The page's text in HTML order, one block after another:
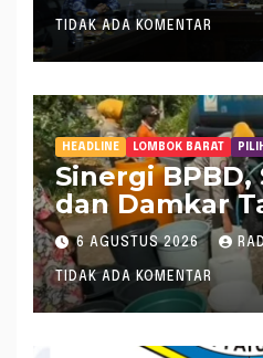
TIDAK ADA KOMENTAR
HEADLINE LOMBOK BARAT
Sinergi BPBD,
dan Damkar
Air Bersih di
6 AGUSTUS 2026
TIDAK ADA KOMENTAR